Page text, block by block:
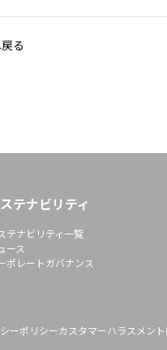
る
テナビリティ
テナビリティ一覧
ース
ポレートガバナンス
ーポリシーカスタマーハラスメン